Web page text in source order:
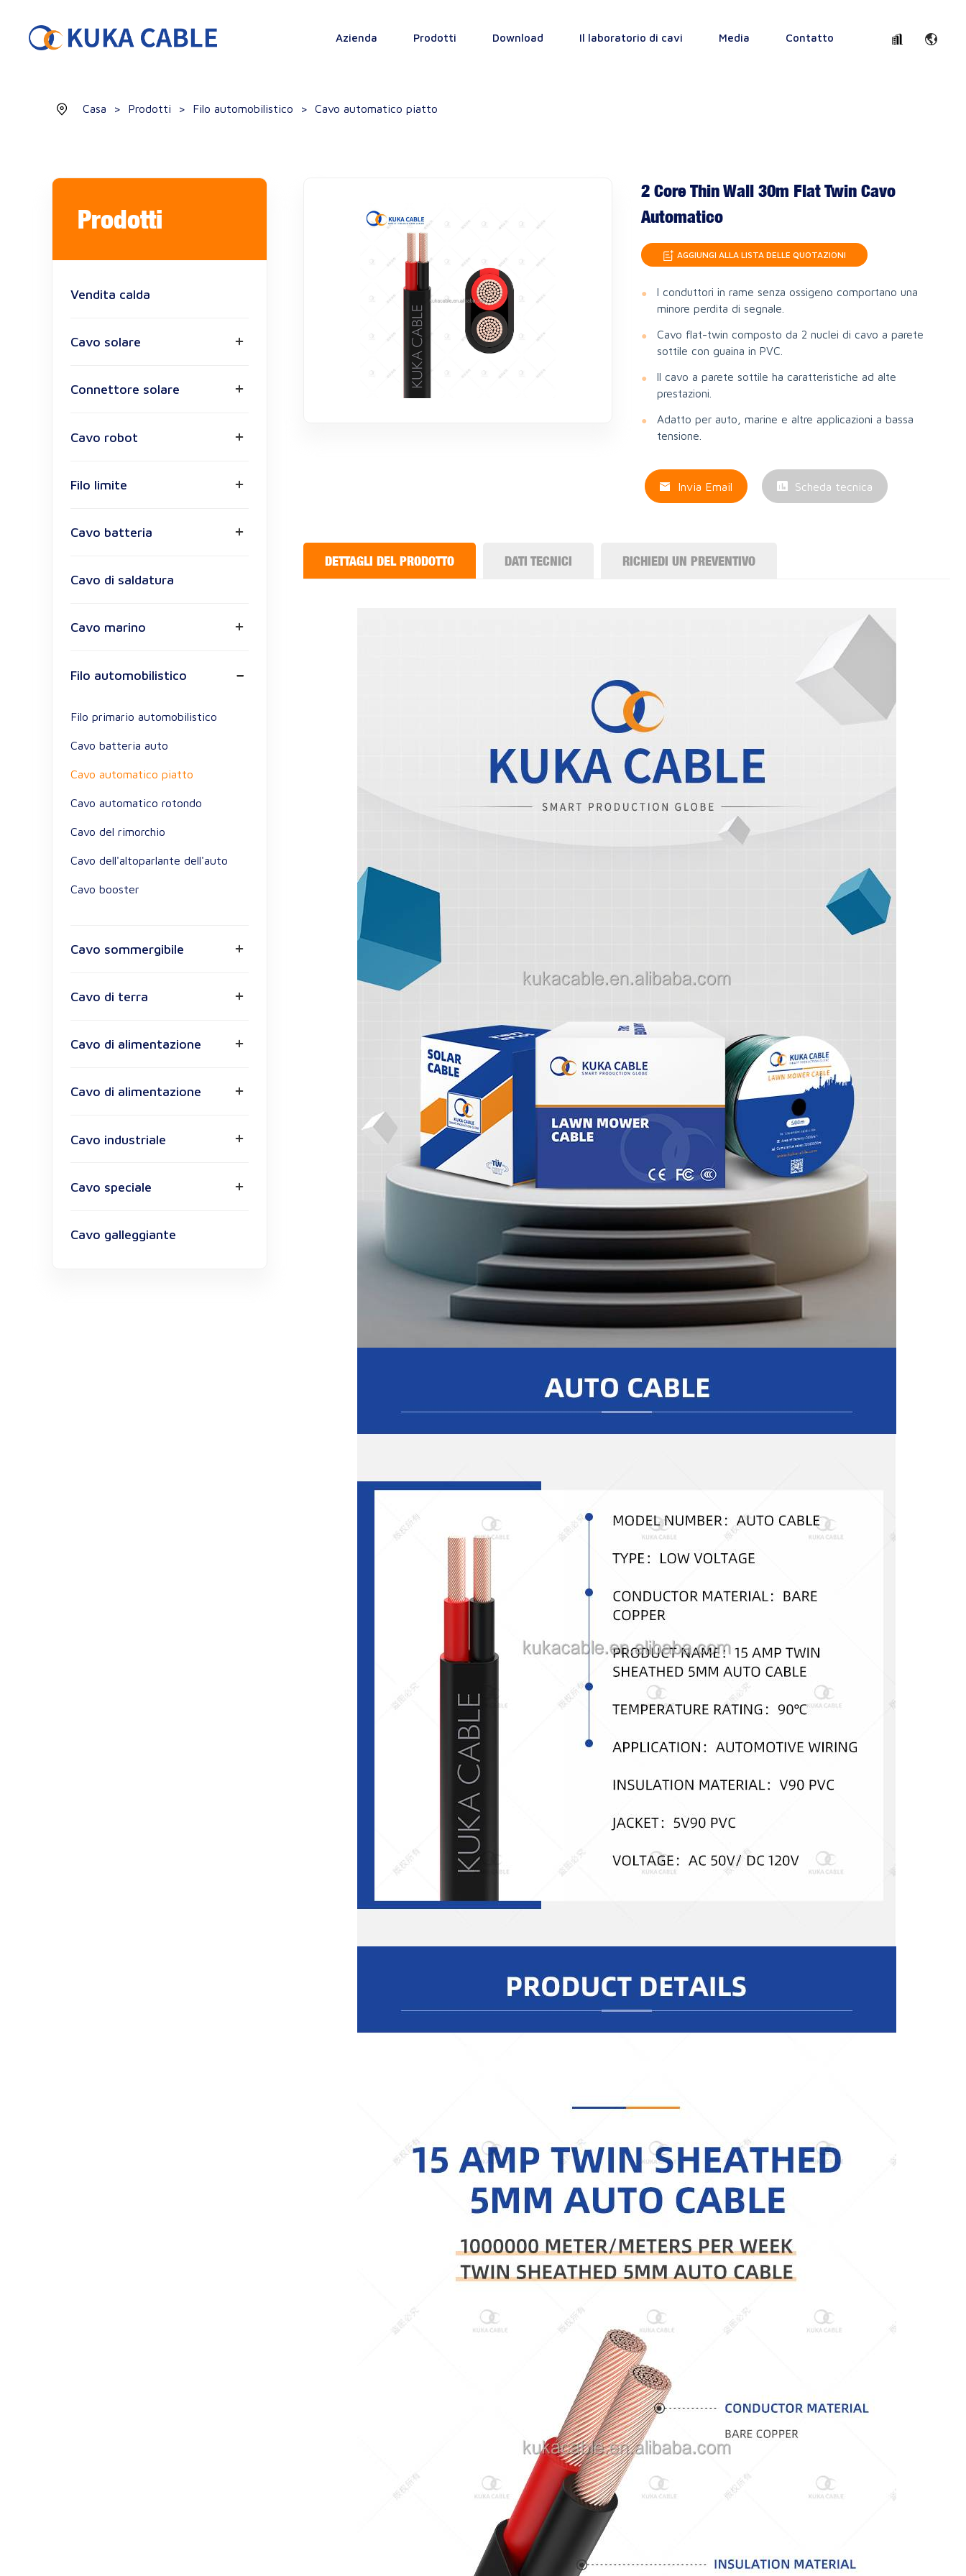
Azienda Prodotti Download Il laboratorio di cavi Media Contatto
Casa > Prodotti > Filo automobilistico > Cavo automatico piatto
Prodotti
Vendita calda
Cavo solare
Connettore solare
Cavo robot
Filo limite
Cavo batteria
Cavo di saldatura
Cavo marino
Filo automobilistico
Filo primario automobilistico
Cavo batteria auto
Cavo automatico piatto
Cavo automatico rotondo
Cavo del rimorchio
Cavo dell'altoparlante dell'auto
Cavo booster
Cavo sommergibile
Cavo di terra
Cavo di alimentazione
Cavo di alimentazione
Cavo industriale
Cavo speciale
Cavo galleggiante
2 Core Thin Wall 30m Flat Twin Cavo
Automatico
AGGIUNGI ALLA LISTA DELLE QUOTAZIONI
I conduttori in rame senza ossigeno comportano una
minore perdita di segnale.
Cavo flat-twin composto da 2 nuclei di cavo a parete
sottile con guaina in PVC.
Il cavo a parete sottile ha caratteristiche ad alte
prestazioni.
Adatto per auto, marine e altre applicazioni a bassa
tensione.
Invia Email Scheda tecnica
DETTAGLI DEL PRODOTTO DATI TECNICI RICHIEDI UN PREVENTIVO